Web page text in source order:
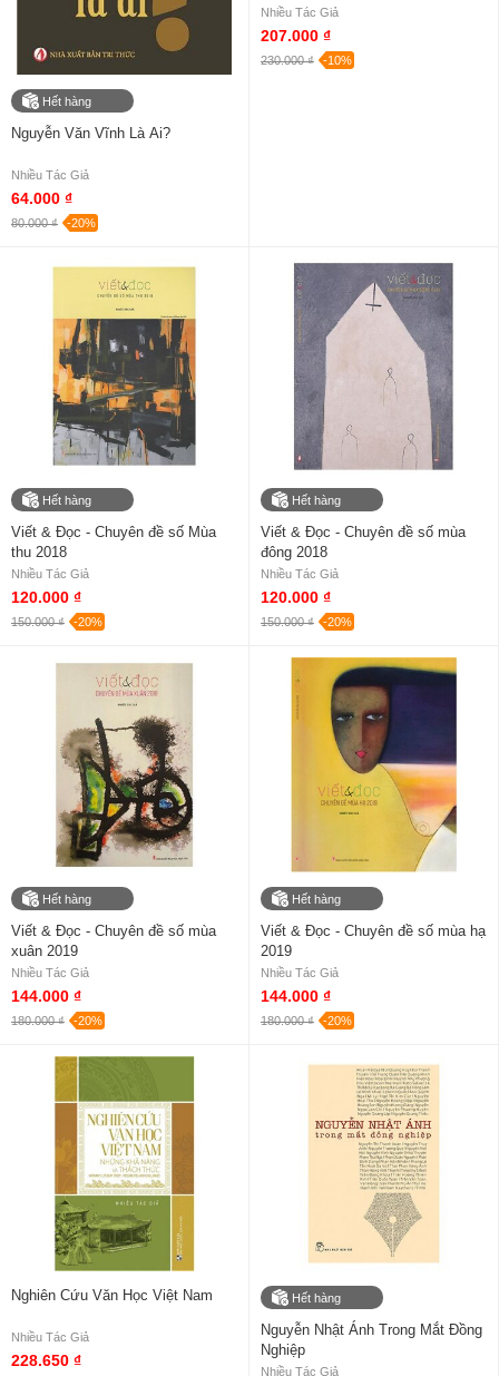
Hết hàng
Nguyễn Văn Vĩnh Là Ai?
Nhiều Tác Giả
64.000 ₫
80.000 ₫ -20%
Nhiều Tác Giả
207.000 ₫
230.000 ₫ -10%
Hết hàng
Viết & Đọc - Chuyên đề số Mùa
thu 2018
Nhiều Tác Giả
120.000 ₫
150.000 ₫ -20%
Hết hàng
Viết & Đọc - Chuyên đề số mùa
đông 2018
Nhiều Tác Giả
120.000 ₫
150.000 ₫ -20%
Hết hàng
Viết & Đọc - Chuyên đề số mùa
xuân 2019
Nhiều Tác Giả
144.000 ₫
180.000 ₫ -20%
Hết hàng
Viết & Đọc - Chuyên đề số mùa hạ
2019
Nhiều Tác Giả
144.000 ₫
180.000 ₫ -20%
Nghiên Cứu Văn Học Việt Nam
Nhiều Tác Giả
228.650 ₫
Hết hàng
Nguyễn Nhật Ánh Trong Mắt Đồng
Nghiệp
Nhiều Tác Giả